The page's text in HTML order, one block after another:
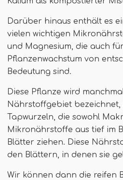
Darüber hinaus enthält es
vielen wichtigen
und Magnesium, die auch
Pflanzenwachstum von
Bedeutung sind.
Diese Pflanze wird
Nährstoffgebiet bezeichnet,
Tapwurzeln, die sowohl
Mikronährstoffe aus tief im
Blätter ziehen. Diese
den Blättern, in denen sie
Wir können dann die reifen